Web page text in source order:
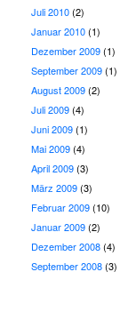
Juli 2010(2)
Januar 2010(1)
Dezember 2009(1)
September 2009(1)
August 2009(2)
Juli 2009(4)
Juni 2009(1)
Mai 2009(4)
April 2009(3)
März 2009(3)
Februar 2009(10)
Januar 2009(2)
Dezember 2008(4)
September 2008(3)